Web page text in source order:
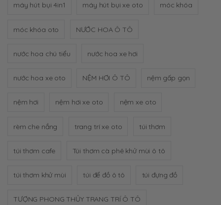
máy hút bụi 4in1 máy hút bụi xe oto móc khóa
móc khóa oto NƯỚC HOA Ô TÔ
nước hoa chú tiểu nước hoa xe hơi
nước hoa xe oto NỆM HƠI Ô TÔ nệm gấp gọn
nệm hơi nệm hơi xe oto nệm xe oto
rèm che nắng trang trí xe oto túi thơm
túi thơm cafe Túi thơm cà phê khử mùi ô tô
túi thơm khử mùi túi để đồ ô tô túi đựng đồ
TƯỢNG PHONG THỦY TRANG TRÍ Ô TÔ